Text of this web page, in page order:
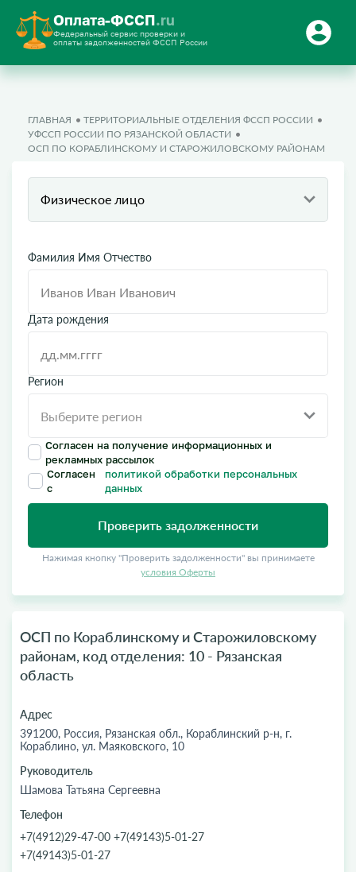
Оплата-ФССП.ru
Федеральный сервис проверки и
оплаты задолженностей ФССП России
ГЛАВНАЯ
ТЕРРИТОРИАЛЬНЫЕ ОТДЕЛЕНИЯ ФССП РОССИИ
УФССП РОССИИ ПО РЯЗАНСКОЙ ОБЛАСТИ
ОСП ПО КОРАБЛИНСКОМУ И СТАРОЖИЛОВСКОМУ РАЙОНАМ
Физическое лицо
Фамилия Имя Отчество
Дата рождения
Регион
Согласен на получение информационных и
рекламных рассылок
Согласен
с
политикой обработки персональных
данных
Проверить задолженности
Нажимая кнопку "Проверить задолженности" вы принимаете
условия Оферты
ОСП по Кораблинскому и Старожиловскому
районам, код отделения: 10 - Рязанская
область
Адрес
391200, Россия, Рязанская обл., Кораблинский р-н, г.
Кораблино, ул. Маяковского, 10
Руководитель
Шамова Татьяна Сергеевна
Телефон
+7(4912)29-47-00 +7(49143)5-01-27
+7(49143)5-01-27